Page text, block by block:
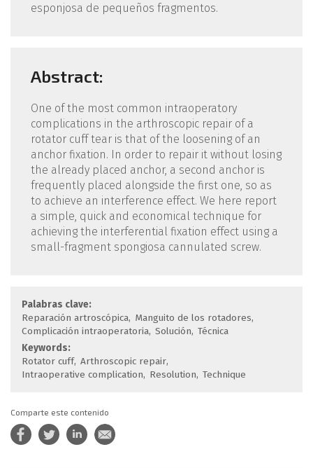
esponjosa de pequeños fragmentos.
Abstract:
One of the most common intraoperatory
complications in the arthroscopic repair of a
rotator cuff tear is that of the loosening of an
anchor fixation. In order to repair it without losing
the already placed anchor, a second anchor is
frequently placed alongside the first one, so as
to achieve an interference effect. We here report
a simple, quick and economical technique for
achieving the interferential fixation effect using a
small-fragment spongiosa cannulated screw.
Palabras clave:
Reparación artroscópica Manguito de los rotadores
Complicación intraoperatoria Solución Técnica
Keywords:
Rotator cuff Arthroscopic repair
Intraoperative complication
Resolution Technique
Comparte este contenido